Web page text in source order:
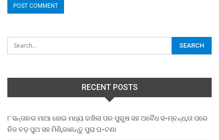
RECENT POSTS
୮ ସନ୍ତାନର ମାଆ ହୋଇ ମଧ୍ୟ ରଖିଲା ପର ପୁରୁଷ ସହ ଅବୈଧ ସ-ମ୍ବନ୍ଧ,ତା ପରେ
ନିଜ ବଡ଼ ପୁଅ ସହ ମିଶି,ଜାଣନ୍ତୁ ପୁରା ଘ-ଟଣା